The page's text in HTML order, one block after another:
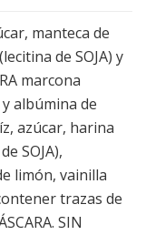
manteca de
de SOJA) y
marcona
albúmina de
azúcar, harina
SOJA),
limón, vainilla
trazas de
SIN